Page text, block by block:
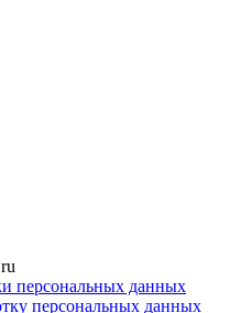
персональных данных
персональных данных